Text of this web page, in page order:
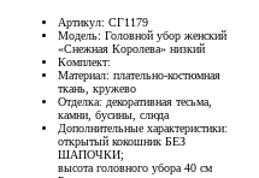
Артикул: СГ1179
Модель: Головной убор женский
«Снежная Королева» низкий
Комплект:
Материал: плательно-костюмная
ткань, кружево
Отделка: декоративная тесьма,
камни, бусины, слюда
Дополнительные характеристики:
открытый кокошник БЕЗ
ШАПОЧКИ;
высота головного убора 40 см